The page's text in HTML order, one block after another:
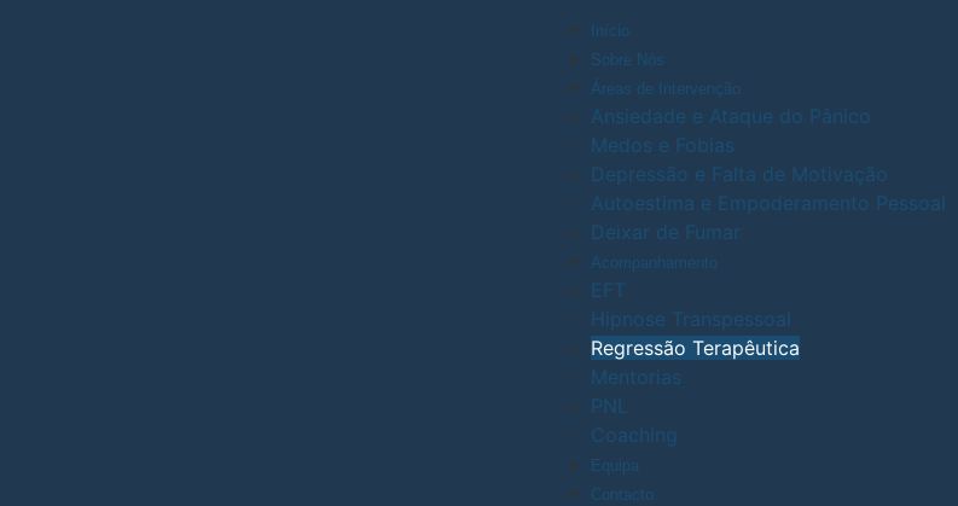
Início
Sobre Nós
Áreas de Intervenção
Ansiedade e Ataque do Pânico
Medos e Fobias
Depressão e Falta de Motivação
Autoestima e Empoderamento Pessoal
Deixar de Fumar
Acompanhamento
EFT
Hipnose Transpessoal
Regressão Terapêutica
Mentorias
PNL
Coaching
Equipa
Contacto